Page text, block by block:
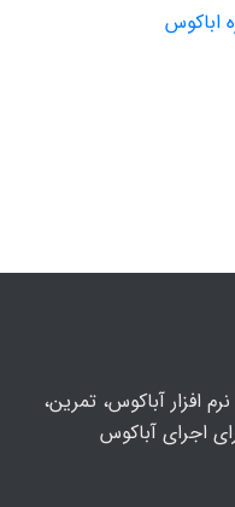
افزار آباکوس، تمرین،
اجرای آباکوس